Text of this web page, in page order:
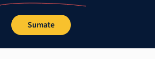
Sumate